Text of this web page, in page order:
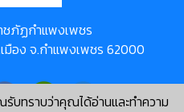
รับทราบว่าคุณได้อ่านและทำความ
ชภัฏกำแพงเพชร
มือง จ.กำแพงเพชร 62000